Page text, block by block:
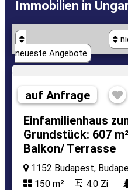
Immobilien in
neueste Angebote
auf Anfrage
Einfamilienhaus
Grundstück: 607
Balkon/ Terrasse
1152 Budapest,
150 m² 4.0 Zi